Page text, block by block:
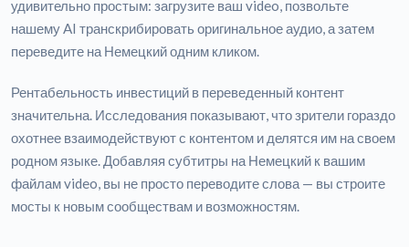
удивительно простым: загрузите ваш video, позвольте
нашему AI транскрибировать оригинальное аудио, а затем
переведите на Немецкий одним кликом.
Рентабельность инвестиций в переведенный контент
значительна. Исследования показывают, что зрители гораздо
охотнее взаимодействуют с контентом и делятся им на своем
родном языке. Добавляя субтитры на Немецкий к вашим
файлам video, вы не просто переводите слова — вы строите
мосты к новым сообществам и возможностям.